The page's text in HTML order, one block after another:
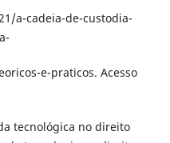
a-cadeia-de-custodia-
e-praticos. Acesso
tecnológica no direito